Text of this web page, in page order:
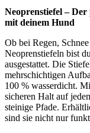
Neoprenstiefel –
mit deinem Hund
Ob bei Regen,
Neoprenstiefeln bist
ausgestattet. Die
mehrschichtigen
100 % wasserdicht.
sicheren Halt auf
steinige Pfade.
sind sie nicht nur